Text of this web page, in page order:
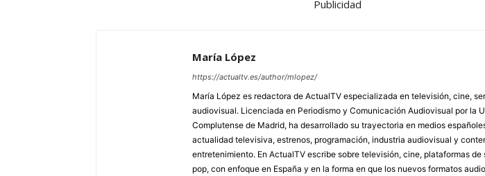
Publicidad
María López
https://actualtv.es/author/mlopez/
María López es redactora de ActualTV especializada en televisión, cine,
audiovisual. Licenciada en Periodismo y Comunicación Audiovisual por la
Complutense de Madrid, ha desarrollado su trayectoria en medios
actualidad televisiva, estrenos, programación, industria audiovisual y
entretenimiento. En ActualTV escribe sobre televisión, cine, plataformas de
pop, con enfoque en España y en la forma en que los nuevos formatos